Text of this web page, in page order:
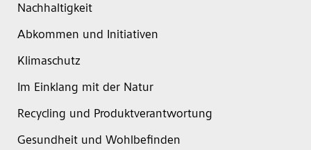
Nachhaltigkeit
Abkommen und Initiativen
Klimaschutz
Im Einklang mit der Natur
Recycling und Produktverantwortung
Gesundheit und Wohlbefinden